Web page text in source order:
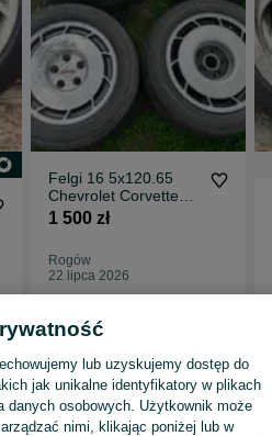
Felgi 16 5x120.65
Chevrolet Corvette
C4 Oryginalne w
1 500 zł
Rogów
22 lipca 2026
i Felgi Felgi Felgi - Pomorskie
Felgi -
lub uzyskujemy dostęp do
jak unikalne identyfikatory w plikach
danych osobowych. Użytkownik może
nimi, klikając poniżej lub w